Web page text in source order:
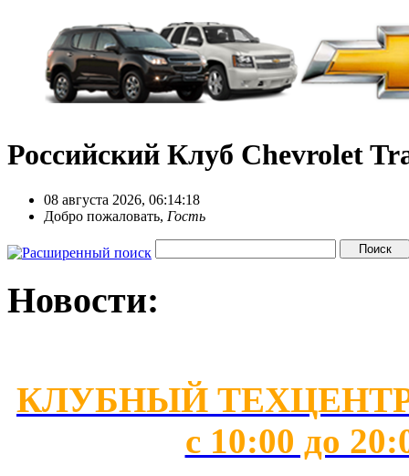
Российский Клуб Chevrolet
08 августа 2026, 06:14:18
Добро пожаловать, Гость
Новости:
КЛУБНЫЙ
с 10:00 до